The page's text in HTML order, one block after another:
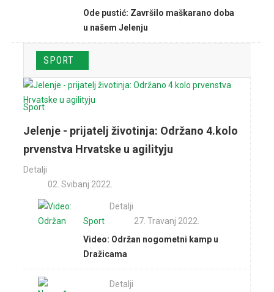
Ode pustić: Završilo maškarano doba
u našem Jelenju
SPORT
Sport
Jelenje - prijatelj životinja: Održano 4.kolo
prvenstva Hrvatske u agilityju
Detalji
02. Svibanj 2022.
Sport
Detalji
27. Travanj 2022.
Video: Održan nogometni kamp u
Dražicama
Detalji